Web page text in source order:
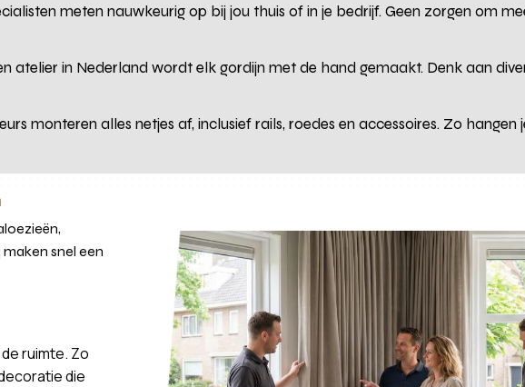
meten nauwkeurig op bij jou thuis of in je bedrijf. Geen zorgen om
atelier in Nederland wordt elk gordijn met de hand gemaakt. Denk aan
monteren alles netjes af, inclusief rails, roedes en accessoires. Zo hangen
snel een
ruimte. Zo
die